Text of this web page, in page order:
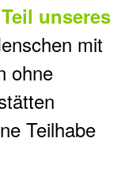
Teil unseres
mit
ohne
Teilhabe